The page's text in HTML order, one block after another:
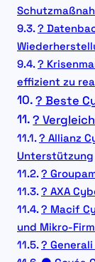
?
?
effizient zu
? Beste
?
? Allianz
Unterstützung
?
? AXA
? Macif
und Mikro-
?